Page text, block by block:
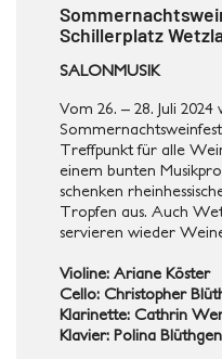
Schillerplatz
SALONMUSIK
Vom 26. – 28. Juli
Treffpunkt für alle
einem bunten
schenken
Tropfen aus. Auch
servieren wieder
Violine: Ariane Köster
Cello: Christopher
Klarinette: Cathrin
Klavier: Polina Blüthgen